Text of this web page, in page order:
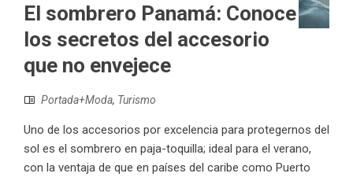
El sombrero Panamá: Conoce
los secretos del accesorio
que no envejece
Portada+Moda, Turismo
Uno de los accesorios por excelencia para protegernos del
sol es el sombrero en paja-toquilla; ideal para el verano,
con la ventaja de que en países del caribe como Puerto